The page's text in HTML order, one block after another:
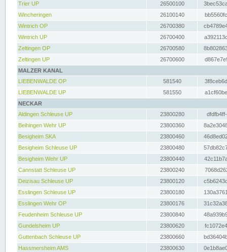
Trier UP
26500100
Wincheringen
26100140
Wintrich OP
26700380
Wintrich UP
26700400
Zeltingen OP
26700580
Zeltingen UP
26700600
MALZER KANAL
LIEBENWALDE OP
581540
LIEBENWALDE UP
581550
NECKAR
Aldingen Schleuse UP
23800280
Beihingen Wehr UP
23800360
Besigheim SKA
23800460
Besigheim Schleuse UP
23800480
Besigheim Wehr UP
23800440
Cannstatt Schleuse UP
23800240
Deizisau Schleuse UP
23800120
Esslingen Schleuse UP
23800180
Esslingen Wehr OP
23800176
Feudenheim Schleuse UP
23800840
Gundelsheim UP
23800620
Guttenbach Schleuse UP
23800660
Hassmersheim AMS
23800630